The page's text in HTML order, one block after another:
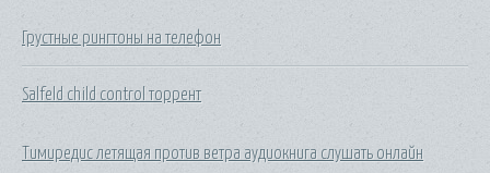
Грустные рингтоны на телефон
Salfeld child control торрент
Тимиредис летящая против ветра аудиокнига слушать онлайн